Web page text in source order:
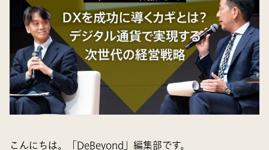
こんにちは。「DeBeyond」編集部です。